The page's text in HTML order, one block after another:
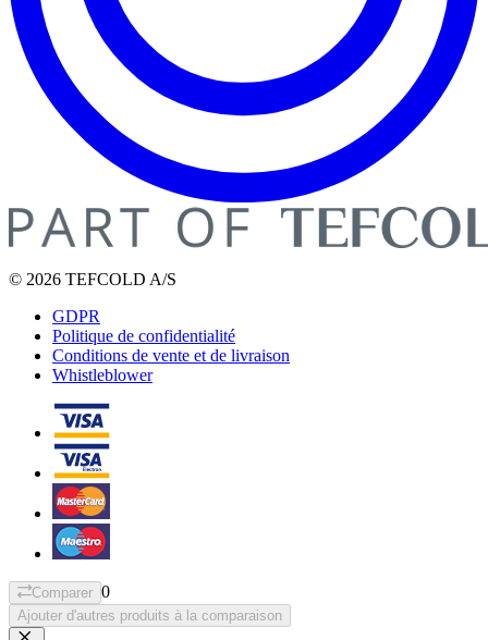
© 2026 TEFCOLD A/S
GDPR
Politique de confidentialité
Conditions de vente et de livraison
Whistleblower
Comparer 0
Ajouter d'autres produits à la comparaison